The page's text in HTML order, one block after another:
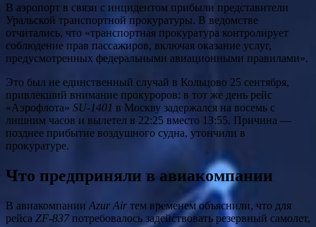
В аэропорт в связи с инцидентом прибыли представители
Уральской транспортной прокуратуры. В ведомстве
отчитались, что «транспортная прокуратура контролирует
соблюдение прав пассажиров, включая оказание услуг,
предусмотренных федеральными авиационными правилами».
Это был не единственный случай в Кольцово 25 сентября,
привлекший внимание прокуроров: в тот же день рейс
«Аэрофлота» SU-1401 в Москву задержался на восемь с
лишним часов и вылетел в 22:25 вместо 13:55. Причина —
позднее прибытие воздушного судна, утончили в
прокуратуре.
Что предприняли в авиакомпании
В авиакомпании Azur Air тем временем объяснили, что для
рейса ZF-837потребовалось задействовать резервный самолет,